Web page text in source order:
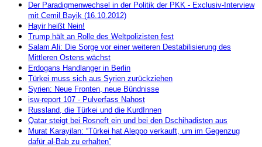
Der Paradigmenwechsel in der Politik der PKK - Exclusiv-Interview
mit Cemil Bayik (16.10.2012)
Hayir heißt Nein!
Trump hält an Rolle des Weltpolizisten fest
Salam Ali: Die Sorge vor einer weiteren Destabilisierung des
Mittleren Ostens wächst
Erdogans Handlanger in Berlin
Türkei muss sich aus Syrien zurückziehen
Syrien: Neue Fronten, neue Bündnisse
isw-report 107 - Pulverfass Nahost
Russland, die Türkei und die KurdInnen
Qatar steigt bei Rosneft ein und bei den Dschihadisten aus
Murat Karayilan: “Türkei hat Aleppo verkauft, um im Gegenzug
dafür al-Bab zu erhalten”